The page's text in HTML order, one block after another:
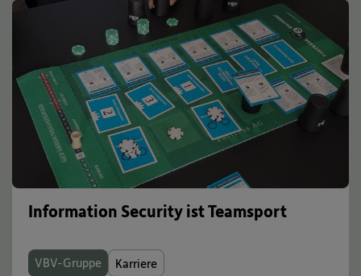
Information Security ist Teamsport
VBV-Gruppe Karriere